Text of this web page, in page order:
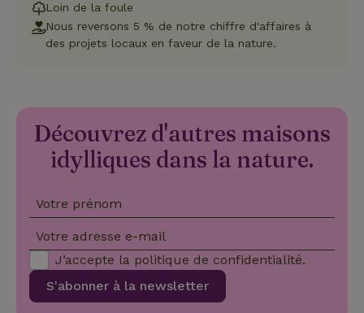
Loin de la foule
Nous reversons 5 % de notre chiffre d'affaires à
des projets locaux en faveur de la nature.
Découvrez d'autres maisons
idylliques dans la nature.
Votre prénom
Votre adresse e-mail
S'abonner à la newsletter
J’accepte la politique de confidentialité.
Strictement nécessaires Performance
peut pas être utilisé correctement sans les cookies
strictement nécessaires.
Fournisseur/
VISITOR_PRIVACY_METADATA
.youtube.com
semaines